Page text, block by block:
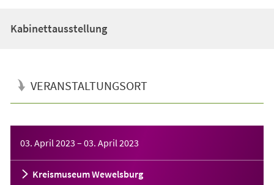
Kabinettausstellung
VERANSTALTUNGSORT
03. April 2023 – 03. April 2023
Kreismuseum Wewelsburg